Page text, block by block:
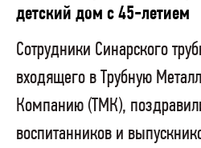
детский дом с 45-летием
Сотрудники Синарского
входящего в Трубную
Компанию (ТМК),
воспитанников и